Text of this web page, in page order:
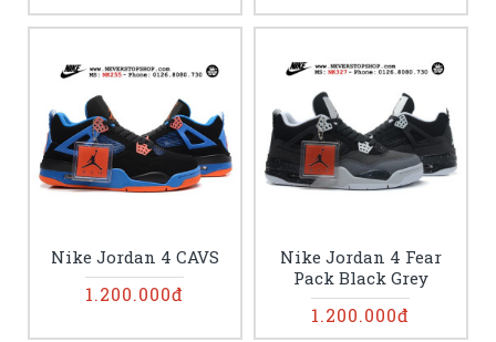
Nike Jordan 4 CAVS
1.200.000đ
Nike Jordan 4 Fear
Pack Black Grey
1.200.000đ